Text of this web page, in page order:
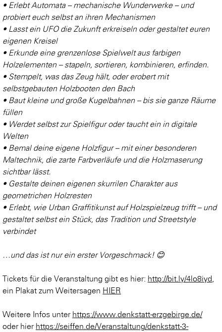
• Erlebt Automata – mechanische Wunderwerke – und
probiert euch selbst an ihren Mechanismen
• Lasst ein UFO die Zukunft erkreiseln oder gestaltet euren
eigenen Kreisel
• Erkunde eine grenzenlose Spielwelt aus farbigen
Holzelementen – stapeln, sortieren, kombinieren, erfinden.
• Stempelt, was das Zeug hält, oder erobert mit
selbstgebauten Holzbooten den Bach
• Baut kleine und große Kugelbahnen – bis sie ganze Räume
füllen
• Werdet selbst zur Spielfigur oder taucht ein in digitale
Welten
• Bemal deine eigene Holzfigur – mit einer besonderen
Maltechnik, die zarte Farbverläufe und die Holzmaserung
sichtbar lässt.
• Gestalte deinen eigenen skurrilen Charakter aus
geometrichen Holzresten
• Erlebt, wie Urban Graffitikunst auf Holzspielzeug trifft – und
gestaltet selbst ein Stück, das Tradition und Streetstyle
verbindet
…und das ist nur ein erster Vorgeschmack! 😊
Tickets für die Veranstaltung gibt es hier: http://bit.ly/4lo8iyd,
ein Plakat zum Weitersagen HIER
Weitere Infos unter https://www.denkstatt-erzgebirge.de/
oder hier https://seiffen.de/Veranstaltung/denkstatt-3-